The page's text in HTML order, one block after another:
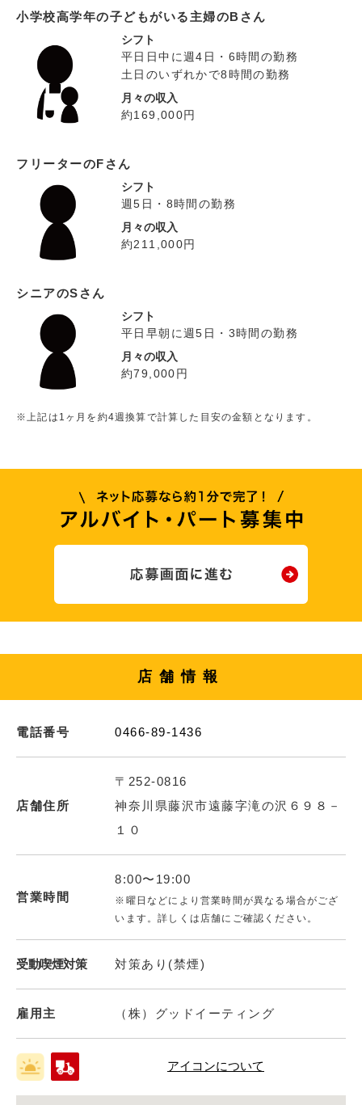
小学校高学年の子どもがいる主婦のBさん
シフト
平日日中に週4日・6時間の勤務
土日のいずれかで8時間の勤務
月々の収入
約169,000円
フリーターのFさん
シフト
週5日・8時間の勤務
月々の収入
約211,000円
シニアのSさん
シフト
平日早朝に週5日・3時間の勤務
月々の収入
約79,000円
※上記は1ヶ月を約4週換算で計算した目安の金額となります。
店舗情報
電話番号 0466-89-1436
店舗住所
〒252-0816
神奈川県藤沢市遠藤字滝の沢６９８－
１０
営業時間
8:00〜19:00
※曜日などにより営業時間が異なる場合がござ
います。詳しくは店舗にご確認ください。
受動喫煙対策 対策あり(禁煙)
雇用主 （株）グッドイーティング
アイコンについて